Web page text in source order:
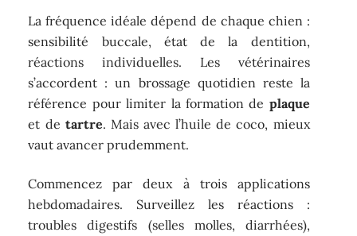
La fréquence idéale dépend de chaque chien :
sensibilité buccale, état de la dentition,
réactions individuelles. Les vétérinaires
s’accordent : un brossage quotidien reste la
référence pour limiter la formation de plaque
et de tartre. Mais avec l’huile de coco, mieux
vaut avancer prudemment.
Commencez par deux à trois applications
hebdomadaires. Surveillez les réactions :
troubles digestifs (selles molles, diarrhées),